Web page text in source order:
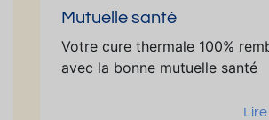
Mutuelle santé
Votre cure thermale 100%
avec la bonne mutuelle santé